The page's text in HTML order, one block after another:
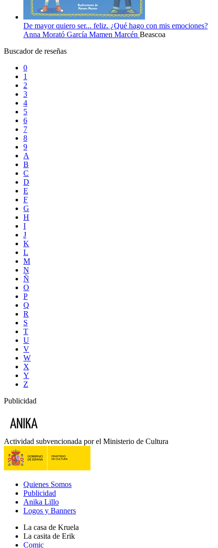
De mayor quiero ser... feliz. ¿Qué hago con mis emociones?
Anna Morató García Mamen Marcén Beascoa
Buscador de reseñas
0
1
2
3
4
5
6
7
8
9
A
B
C
D
E
F
G
H
I
J
K
L
M
N
Ñ
O
P
Q
R
S
T
U
V
W
X
Y
Z
Publicidad
Actividad subvencionada por el Ministerio de Cultura
Quienes Somos
Publicidad
Anika Lillo
Logos y Banners
La casa de Kruela
La casita de Erik
Comic